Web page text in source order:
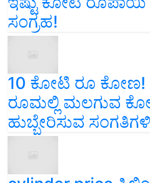
ಸಂಗ್ರಹ!
10 ಕೋಟಿ ರೂ ಕೋಣ!
ರೂಮಲ್ಲಿ ಮಲಗುವ
ಹುಬ್ಬೇರಿಸುವ